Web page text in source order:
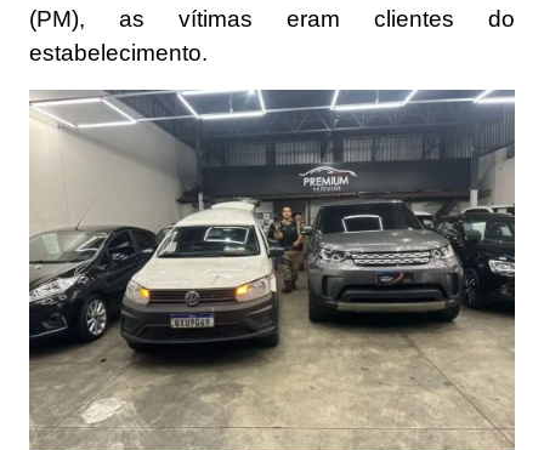
(PM), as vítimas eram clientes do
estabelecimento.